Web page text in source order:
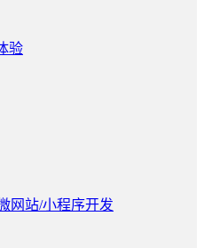
验
网站/小程序开发